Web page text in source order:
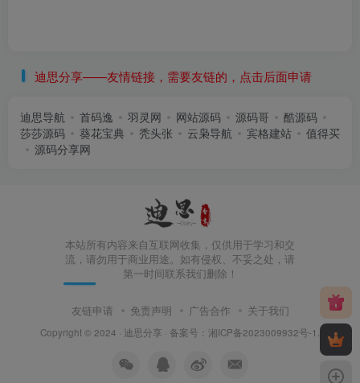
迪思分享——友情链接，需要友链的，点击后面申请
迪思导航 首码逸 羽灵网 网站源码 源码哥
酷源码
莎莎源码
葵花宝典 秃头张 云枭导航 宾格建站
值得买
源码分享网
本站所有内容来自互联网收集，仅供用于学习和交
流，请勿用于商业用途。如有侵权、不妥之处，请
第一时间联系我们删除！
友链申请 免责声明 广告合作 关于我们
Copyright © 2024 · 迪思分享 · 备案号： 湘ICP备2023009932号-1